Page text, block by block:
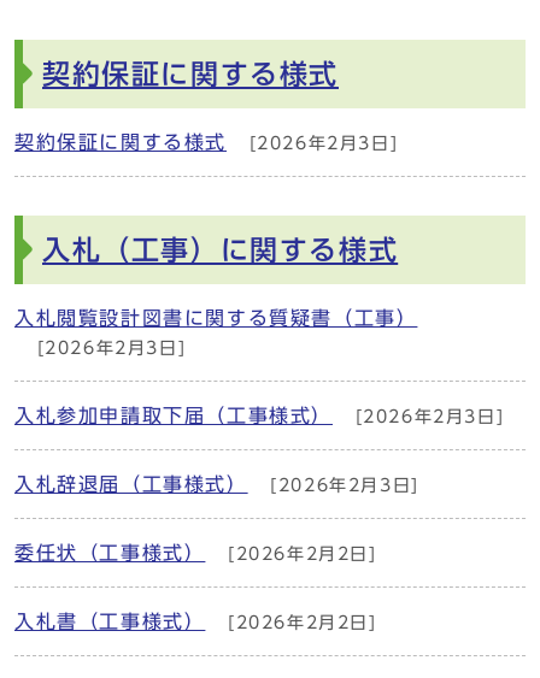
契約保証に関する様式
契約保証に関する様式 [2026年2月3日]
入札（工事）に関する様式
入札閲覧設計図書に関する質疑書（工事）
[2026年2月3日]
入札参加申請取下届（工事様式） [2026年2月3日]
入札辞退届（工事様式） [2026年2月3日]
委任状（工事様式） [2026年2月2日]
入札書（工事様式） [2026年2月2日]